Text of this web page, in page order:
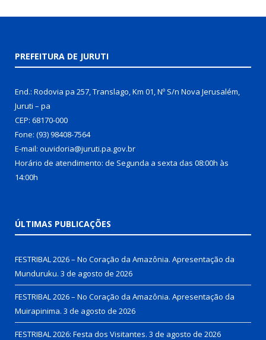
PREFEITURA DE JURUTI
End.: Rodovia pa 257, Translago, Km 01, Nº S/n Nova Jerusalém,
Juruti – pa
CEP: 68170-000
Fone: (93) 98408-7564
E-mail: ouvidoria@juruti.pa.gov.br
Horário de atendimento: de Segunda a sexta das 08:00h às
14:00h
ÚLTIMAS PUBLICAÇÕES
FESTRIBAL 2026 – No Coração da Amazônia. Apresentação da
Munduruku. 3 de agosto de 2026
FESTRIBAL 2026 – No Coração da Amazônia. Apresentação da
Muirapinima. 3 de agosto de 2026
FESTRIBAL 2026: Festa dos Visitantes. 3 de agosto de 2026